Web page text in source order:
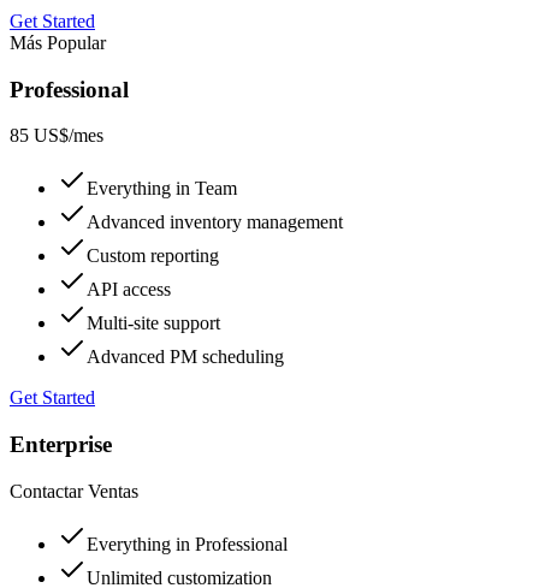
Get Started
Más Popular
Professional
85 US$/mes
Everything in Team
Advanced inventory management
Custom reporting
API access
Multi-site support
Advanced PM scheduling
Get Started
Enterprise
Contactar Ventas
Everything in Professional
Unlimited customization